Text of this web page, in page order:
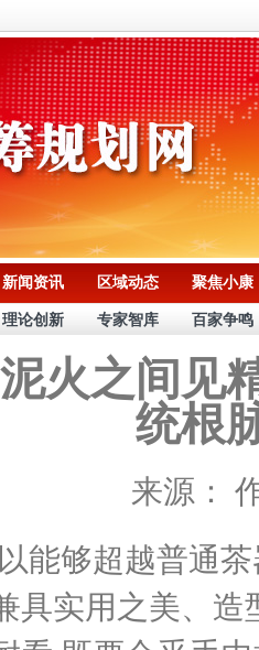
新闻资讯 区域动态 聚焦小康
理论创新 专家智库 百家争鸣
火之间
统根
来源：
够超越普通茶
具实用之美、